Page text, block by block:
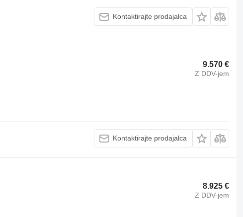
Kontaktirajte prodajalca
9.570 €
Z DDV-jem
Kontaktirajte prodajalca
8.925 €
Z DDV-jem